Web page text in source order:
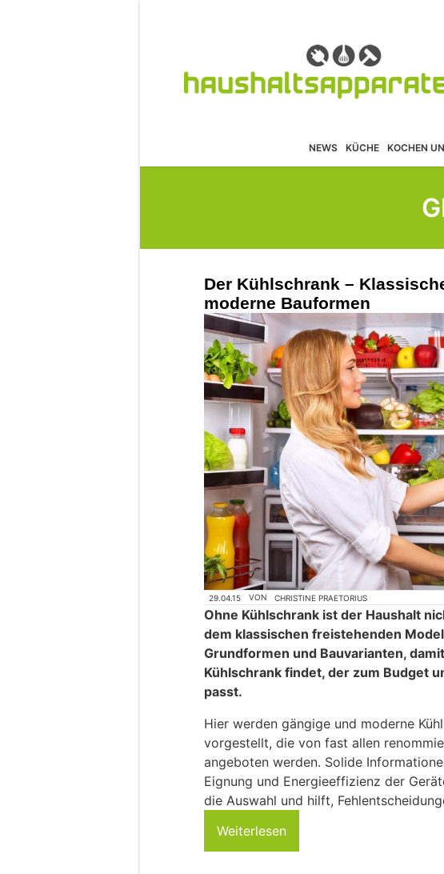
NEWS KÜCHE KOCHEN
Der Kühlschrank –
moderne Bauformen
29.04.15 VON CHRISTINE PRAETORIUS
Ohne Kühlschrank ist der Haushalt
dem klassischen freistehenden
Grundformen und Bauvarianten,
Kühlschrank findet, der zum Budget
passt.
Hier werden gängige und moderne
vorgestellt, die von fast allen
angeboten werden. Solide
Eignung und Energieeffizienz der
die Auswahl und hilft,
Weiterlesen